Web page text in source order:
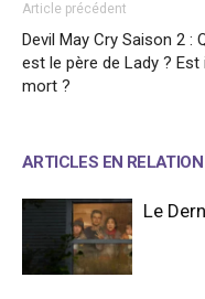
Article précédent
Devil May Cry Saison 2 :
est le père de Lady ? Est
mort ?
ARTICLES EN RELATION
Le